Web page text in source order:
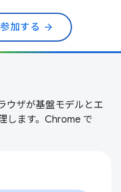
加する arrow_forward
ウザが基盤モデルとエ
します。Chrome で